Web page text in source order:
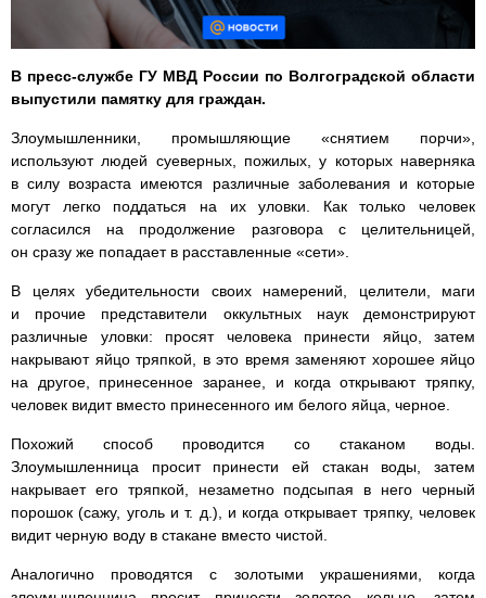
В пресс-службе ГУ МВД России по Волгоградской области
выпустили памятку для граждан.
Злоумышленники, промышляющие «снятием порчи»,
используют людей суеверных, пожилых, у которых наверняка
в силу возраста имеются различные заболевания и которые
могут легко поддаться на их уловки. Как только человек
согласился на продолжение разговора с целительницей,
он сразу же попадает в расставленные «сети».
В целях убедительности своих намерений, целители, маги
и прочие представители оккультных наук демонстрируют
различные уловки: просят человека принести яйцо, затем
накрывают яйцо тряпкой, в это время заменяют хорошее яйцо
на другое, принесенное заранее, и когда открывают тряпку,
человек видит вместо принесенного им белого яйца, черное.
Похожий способ проводится со стаканом воды.
Злоумышленница просит принести ей стакан воды, затем
накрывает его тряпкой, незаметно подсыпая в него черный
порошок (сажу, уголь и т. д.), и когда открывает тряпку, человек
видит черную воду в стакане вместо чистой.
Аналогично проводятся с золотыми украшениями, когда